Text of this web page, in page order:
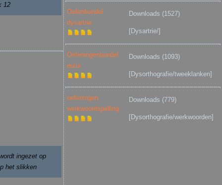
12
ingezet op
het slikken
Oefenbundel
dysartrie
Downloads (1527)
[Dysartrie/]
Oefeningenbundel
eu/ui
Downloads (1093)
[Dysorthografie/tweeklanken]
oefeningen
werkwoordspelling
Downloads (779)
[Dysorthografie/werkwoorden]